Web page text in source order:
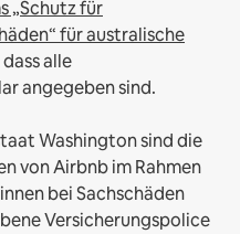
„Schutz für
für australische
alle
angegeben sind.
Washington sind die
von Airbnb im Rahmen
bei Sachschäden
Versicherungspolice